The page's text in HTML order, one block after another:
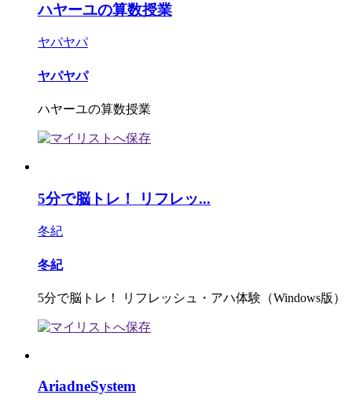
ハヤーユの算数授業
ヤパヤパ
ヤパヤパ
ハヤーユの算数授業
5分で脳トレ！ リフレッ...
冬紀
冬紀
5分で脳トレ！ リフレッシュ・アハ体験（Windows版）
AriadneSystem